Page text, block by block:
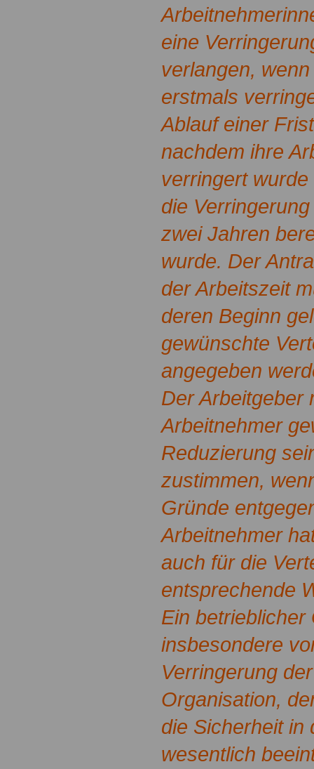
eine
verlangen,
erstmals
Ablauf einer
nachdem ihre
verringert
die
zwei Jahren
wurde. Der
der Arbeitszeit
deren Beginn
gewünschte
angegeben
Der Arbeitgeber
Arbeitnehmer
Reduzierung
zustimmen,
Gründe
Arbeitnehmer
auch für die
entsprechende
Ein betrieblicher
insbesondere
Verringerung
Organisation,
die Sicherheit in
wesentlich